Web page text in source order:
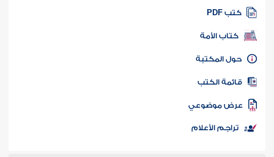
كتب PDF
كتاب الأمة
المكتبة
الكتب
موضوعي